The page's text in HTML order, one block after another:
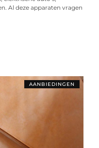
Al deze apparaten vragen
AANBIEDINGEN